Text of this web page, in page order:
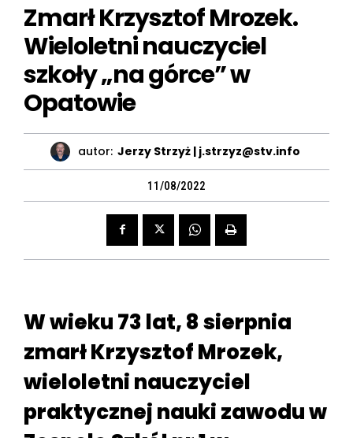
Zmarł Krzysztof Mrozek.
Wieloletni nauczyciel
szkoły „na górce” w
Opatowie
autor: Jerzy Strzyż | j.strzyz@stv.info
11/08/2022
W wieku 73 lat, 8 sierpnia
zmarł Krzysztof Mrozek,
wieloletni nauczyciel
praktycznej nauki zawodu w